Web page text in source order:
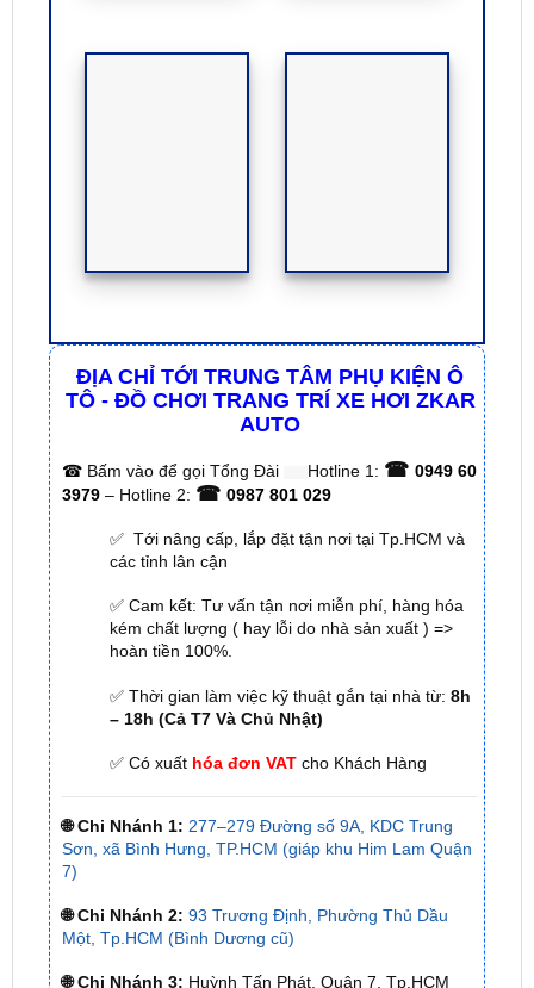
ĐỊA CHỈ TỚI TRUNG TÂM PHỤ KIỆN Ô
TÔ - ĐỒ CHƠI TRANG TRÍ XE HƠI ZKAR
AUTO
☎Bấm vào để gọi Tổng Đài Hotline 1: ☎ 0949 60
3979 – Hotline 2: ☎ 0987 801 029
✅ Tới nâng cấp, lắp đặt tận nơi tại Tp.HCM và
các tỉnh lân cận
✅ Cam kết: Tư vấn tận nơi miễn phí, hàng hóa
kém chất lượng ( hay lỗi do nhà sản xuất ) =>
hoàn tiền 100%.
✅ Thời gian làm việc kỹ thuật gắn tại nhà từ: 8h
– 18h (Cả T7 Và Chủ Nhật)
✅ Có xuất hóa đơn VATcho Khách Hàng
🌐 Chi Nhánh 1: 277–279 Đường số 9A, KDC Trung
Sơn, xã Bình Hưng, TP.HCM (giáp khu Him Lam Quận
7)
🌐 Chi Nhánh 2: 93 Trương Định, Phường Thủ Dầu
Một, Tp.HCM (Bình Dương cũ)
🌐 Chi Nhánh 3: Huỳnh Tấn Phát, Quận 7, Tp.HCM